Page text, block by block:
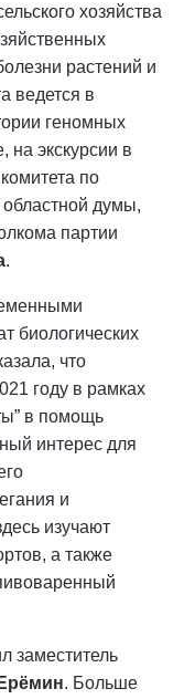
хозяйства
растений и
ведется в
геномных
на экскурсии в
по
думы,
партии
.
биологических
что
году в рамках
в помощь
интерес для
и
изучают
а также
заместитель
. Больше